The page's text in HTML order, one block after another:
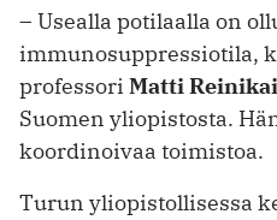
– Usealla potilaalla on
immunosuppressiotila,
professori Matti
Suomen yliopistosta.
koordinoivaa toimistoa.
Turun yliopistollisessa